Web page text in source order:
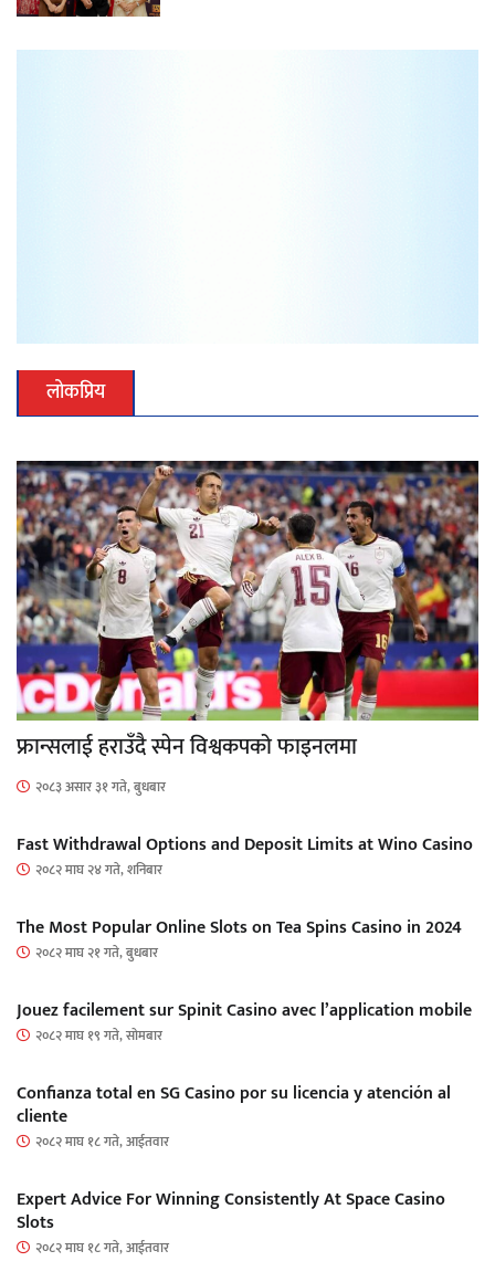
लोकप्रिय
फ्रान्सलाई हराउँदै स्पेन विश्वकपको फाइनलमा
२०८३ असार ३१ गते, बुधबार
Fast Withdrawal Options and Deposit Limits at Wino Casino
२०८२ माघ २४ गते, शनिबार
The Most Popular Online Slots on Tea Spins Casino in 2024
२०८२ माघ २१ गते, बुधबार
Jouez facilement sur Spinit Casino avec l’application mobile
२०८२ माघ १९ गते, सोमबार
Confianza total en SG Casino por su licencia y atención al
cliente
२०८२ माघ १८ गते, आईतवार
Expert Advice For Winning Consistently At Space Casino
Slots
२०८२ माघ १८ गते, आईतवार